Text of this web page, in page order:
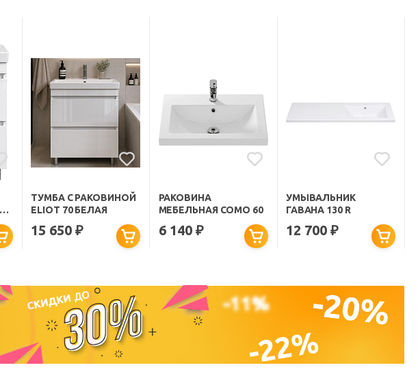
ТУМБА С РАКОВИНОЙ
ELIOT 70 БЕЛАЯ
15 650₽
РАКОВИНА
МЕБЕЛЬНАЯ COMO 60
6 140 ₽
УМЫВАЛЬНИК
ГАВАНА 130 R
12 700 ₽